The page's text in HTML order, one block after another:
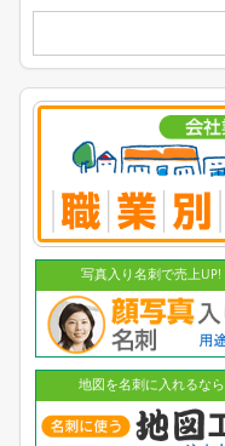
写真入り名刺で売上UP!
地図を名刺に入れるなら